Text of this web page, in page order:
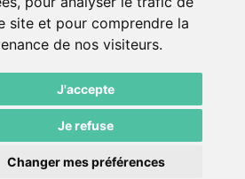
site et pour comprendre la
de nos visiteurs.
J'accepte
Je refuse
Changer mes préférences
Neuchâtel